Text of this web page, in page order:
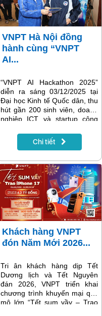
VNPT Hà Nội đồng
hành cùng “VNPT
AI...
“VNPT AI Hackathon 2025”
diễn ra sáng 03/12/2025 tại
Đại học Kinh tế Quốc dân, thu
hút gần 200 sinh viên, doanh
nghiệp ICT và startup công
dành cho những bạn trẻ yêu
thích trí tuệ nhân tạo, đồng
tiếp cận trực tiếp nhóm khách
hàng trẻ – nhóm khách hàng
có nhu cầu lớn về công nghệ,
tốc độ và trải nghiệm số.
Chi tiết
Khách hàng VNPT
đón Năm Mới 2026...
Tri ân khách hàng dịp Tết
Dương lịch và Tết Nguyên
đán 2026, VNPT triển khai
chương trình khuyến mại quy
mô lớn “Tết sum vầy – Trao